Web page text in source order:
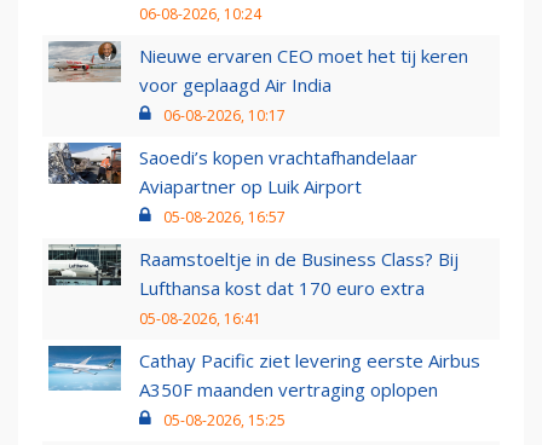
06-08-2026, 10:24
Nieuwe ervaren CEO moet het tij keren
voor geplaagd Air India
06-08-2026, 10:17
Saoedi’s kopen vrachtafhandelaar
Aviapartner op Luik Airport
05-08-2026, 16:57
Raamstoeltje in de Business Class? Bij
Lufthansa kost dat 170 euro extra
05-08-2026, 16:41
Cathay Pacific ziet levering eerste Airbus
A350F maanden vertraging oplopen
05-08-2026, 15:25